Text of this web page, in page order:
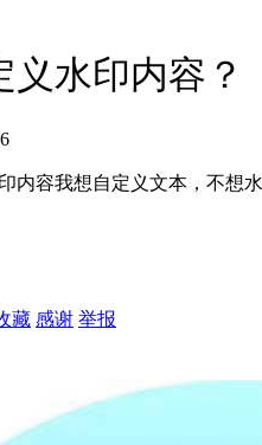
水印内容？
内容我想自定义文本，不想
藏 感谢 举报